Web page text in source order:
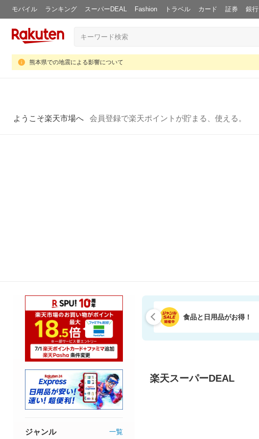
モバイル ランキング スーパーDEAL Fashion トラベル カード 証券 銀行
熊本県での地震による影響について
ようこそ楽天市場へ 会員登録で楽天ポイントが貯まる、使える。
食品と日用品がお得！
楽天スーパーDEAL
ジャンル 一覧